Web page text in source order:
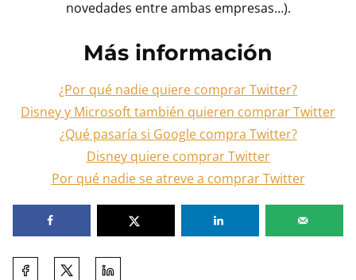
novedades entre ambas empresas…).
Más información
¿Por qué nadie quiere comprar Twitter?
Disney y Microsoft también quieren comprar Twitter
¿Qué pasaría si Google compra Twitter?
Disney quiere comprar Twitter
Por qué nadie se atreve a comprar Twitter
Comparte